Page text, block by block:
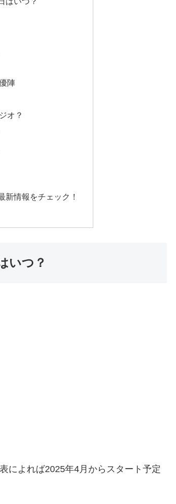
陣
オ？
新情報をチェック！
いつ？
によれば2025年4月からスタート予定